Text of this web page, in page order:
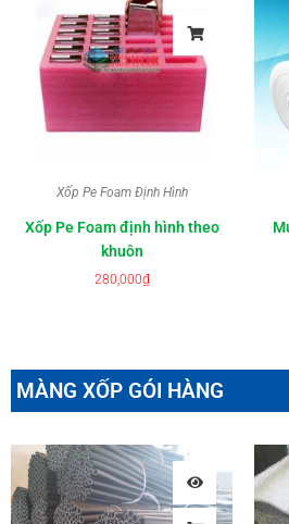
Xốp Pe Foam Định Hình
Xốp Pe Foam định hình theo
khuôn
280,000₫
MÀNG XỐP GÓI HÀNG